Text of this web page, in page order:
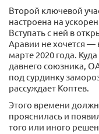
Второй ключевой
настроена на
Вступать с ней в
Аравии не хочется —
марте 2020 года.
давнего союзника,
под сурдинку
рассуждает Коптев.
Этого времени
прояснилась и
того или иного